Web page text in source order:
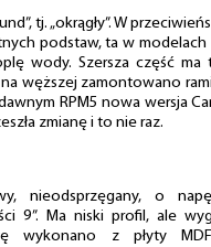
tj. „okrągły”. W
podstaw, ta w modelach
wody. Szersza część ma
węższej zamontowano
RPM5 nowa wersja
zmianę i to nie raz.
nieodsprzęgany, o
9”. Ma niski profil, ale
wykonano z płyty